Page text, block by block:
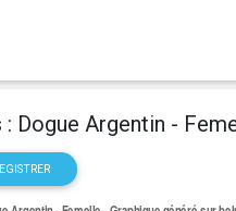
: Dogue Argentin -